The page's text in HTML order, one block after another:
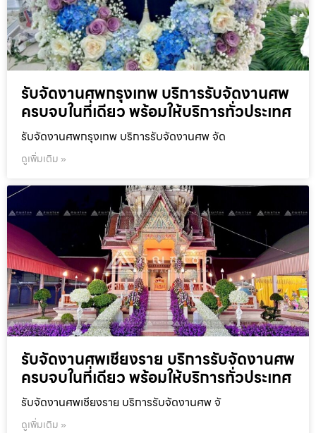
รับจัดงานศพกรุงเทพ บริการรับจัดงานศพ
ครบจบในที่เดียว พร้อมให้บริการทั่วประเทศ
รับจัดงานศพกรุงเทพ บริการรับจัดงานศพ จัด
ดูเพิ่มเติม »
รับจัดงานศพเชียงราย บริการรับจัดงานศพ
ครบจบในที่เดียว พร้อมให้บริการทั่วประเทศ
รับจัดงานศพเชียงราย บริการรับจัดงานศพ จั
ดูเพิ่มเติม »